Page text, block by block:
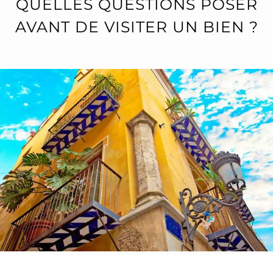
QUELLES QUESTIONS POSER
AVANT DE VISITER UN BIEN ?